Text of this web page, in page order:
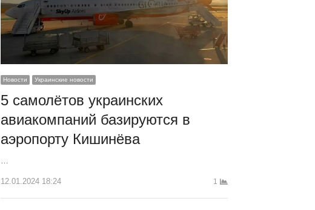
Новости Украинские новости
5 самолётов украинских
авиакомпаний базируются в
аэропорту Кишинёва
12.01.2024 18:24 1